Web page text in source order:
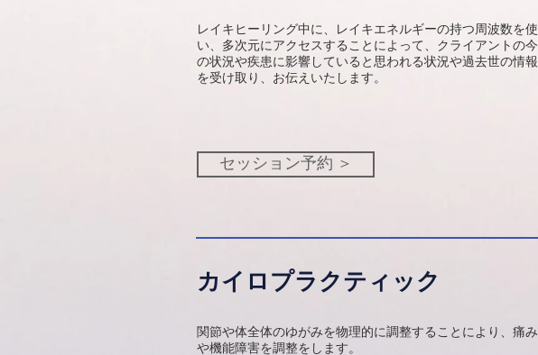
レイキヒーリング中に、レイキエネルギーの持つ周波数を使
い、多次元にアクセスすることによって、クライアントの今
の状況や疾患に影響していると思われる状況や過去世の情報
を受け取り、お伝えいたします。
セッション予約 ＞
カイロプラクティック
関節や体全体のゆがみを物理的に調整することにより、痛み
や機能障害を調整をします。